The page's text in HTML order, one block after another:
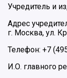
Учредитель и
Адрес
г. Москва, ул.
Телефон: +7
И.О. главного